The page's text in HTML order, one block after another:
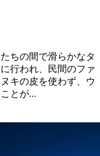
ちの間で滑らかなタ
行われ、民間のファ
キの皮を使わず、ウ
とが...